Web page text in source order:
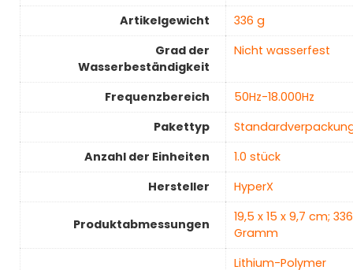
Artikelgewicht
‎336 g
Grad der
Wasserbeständigkeit
‎Nicht wasserfest
Frequenzbereich
‎50Hz-18.000Hz
Pakettyp
Anzahl der Einheiten
‎1.0 stück
Hersteller
‎HyperX
Produktabmessungen
‎19,5 x 15 x 9,7 cm; 336
Gramm
‎Lithium-Polymer